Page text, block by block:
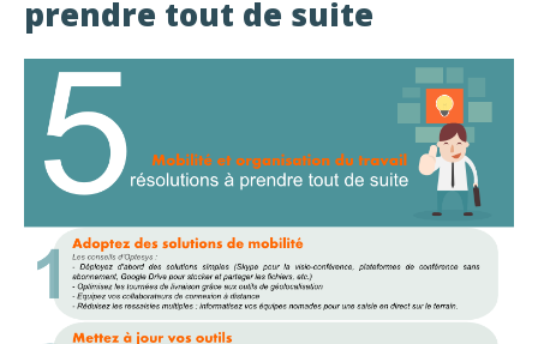
prendre tout de suite